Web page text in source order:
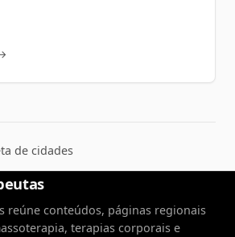
de cidades
reúne conteúdos, páginas regionais
terapias corporais e